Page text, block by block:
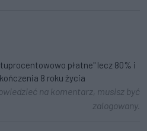
płatne" lecz 80% i
8 roku życia
na komentarz, musisz być
zalogowany.